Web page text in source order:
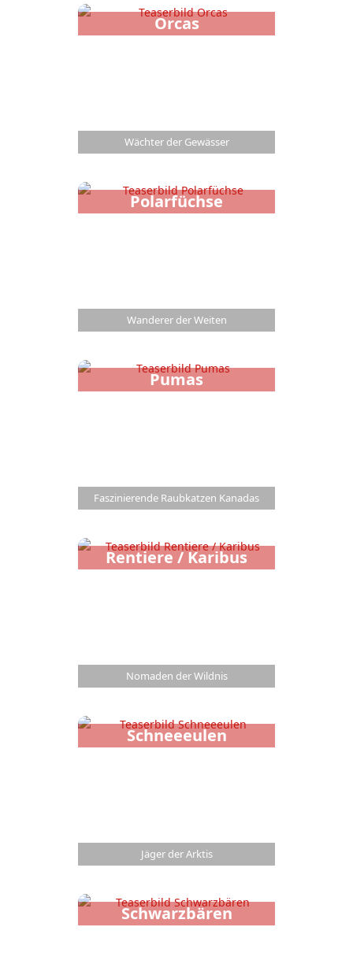
Orcas
Wächter der Gewässer
Polarfüchse
Wanderer der Weiten
Pumas
Faszinierende Raubkatzen Kanadas
Rentiere / Karibus
Nomaden der Wildnis
Schneeeulen
Jäger der Arktis
Schwarzbären